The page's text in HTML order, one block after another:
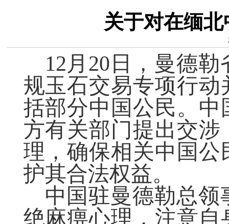
关于对在缅
12月20日，曼德
规玉石交易专项行
括部分中国公民。 中
方有关部门提出交
理，确保相关中国
护其合法权益。
中国驻曼德勒总
绝麻痹心理，注意